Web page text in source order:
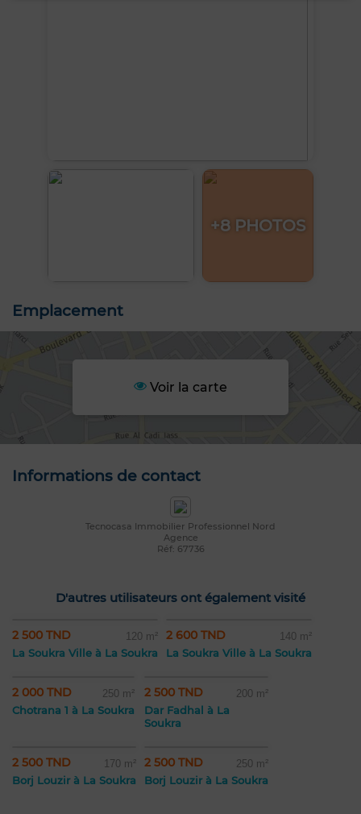
+8 PHOTOS
Emplacement
Voir la carte
Informations de contact
Tecnocasa Immobilier Professionnel Nord
Agence
Réf: 67736
D'autres utilisateurs ont également visité
2 500 TND 120 m²
La Soukra Ville à La Soukra
2 600 TND 140 m²
La Soukra Ville à La Soukra
2 000 TND 250 m²
Chotrana 1 à La Soukra
2 500 TND 200 m²
Dar Fadhal à La
Soukra
2 500 TND 170 m²
Borj Louzir à La Soukra
2 500 TND 250 m²
Borj Louzir à La Soukra